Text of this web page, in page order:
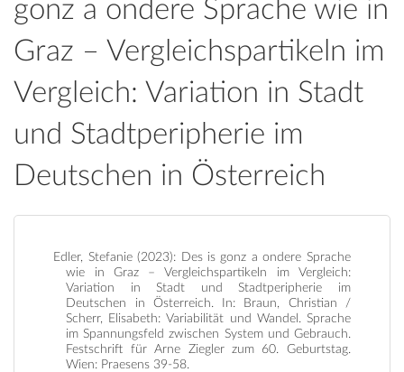
gonz a ondere Sprache wie in
Graz – Vergleichspartikeln im
Vergleich: Variation in Stadt
und Stadtperipherie im
Deutschen in Österreich
Edler, Stefanie (2023): Des is gonz a ondere Sprache
wie in Graz – Vergleichspartikeln im Vergleich:
Variation in Stadt und Stadtperipherie im
Deutschen in Österreich. In: Braun, Christian /
Scherr, Elisabeth: Variabilität und Wandel. Sprache
im Spannungsfeld zwischen System und Gebrauch.
Festschrift für Arne Ziegler zum 60. Geburtstag.
Wien: Praesens 39-58.